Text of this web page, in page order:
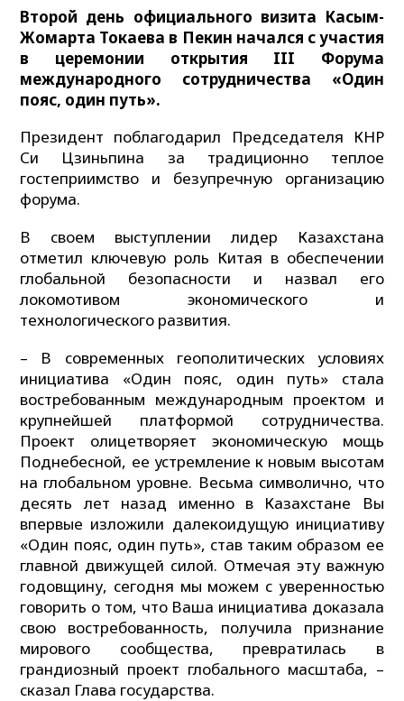
Второй день официального визита Касым-
Жомарта Токаева в Пекин начался с участия
в церемонии открытия III Форума
международного сотрудничества «Один
пояс, один путь».
Президент поблагодарил Председателя КНР
Си Цзиньпина за традиционно теплое
гостеприимство и безупречную организацию
форума.
В своем выступлении лидер Казахстана
отметил ключевую роль Китая в обеспечении
глобальной безопасности и назвал его
локомотивом экономического и
технологического развития.
– В современных геополитических условиях
инициатива «Один пояс, один путь» стала
востребованным международным проектом и
крупнейшей платформой сотрудничества.
Проект олицетворяет экономическую мощь
Поднебесной, ее устремление к новым высотам
на глобальном уровне. Весьма символично, что
десять лет назад именно в Казахстане Вы
впервые изложили далекоидущую инициативу
«Один пояс, один путь», став таким образом ее
главной движущей силой. Отмечая эту важную
годовщину, сегодня мы можем с уверенностью
говорить о том, что Ваша инициатива доказала
свою востребованность, получила признание
мирового сообщества, превратилась в
грандиозный проект глобального масштаба, –
сказал Глава государства.